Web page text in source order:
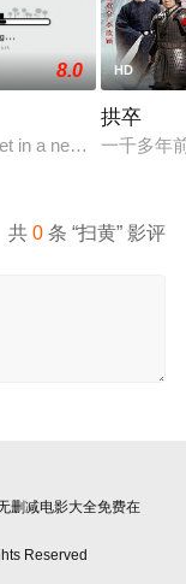
Woo-s
8.0
in a near future
HD
拱卒
一千多年
共0 条 “扫黄” 影评
删减电影大全免费在
Reserved